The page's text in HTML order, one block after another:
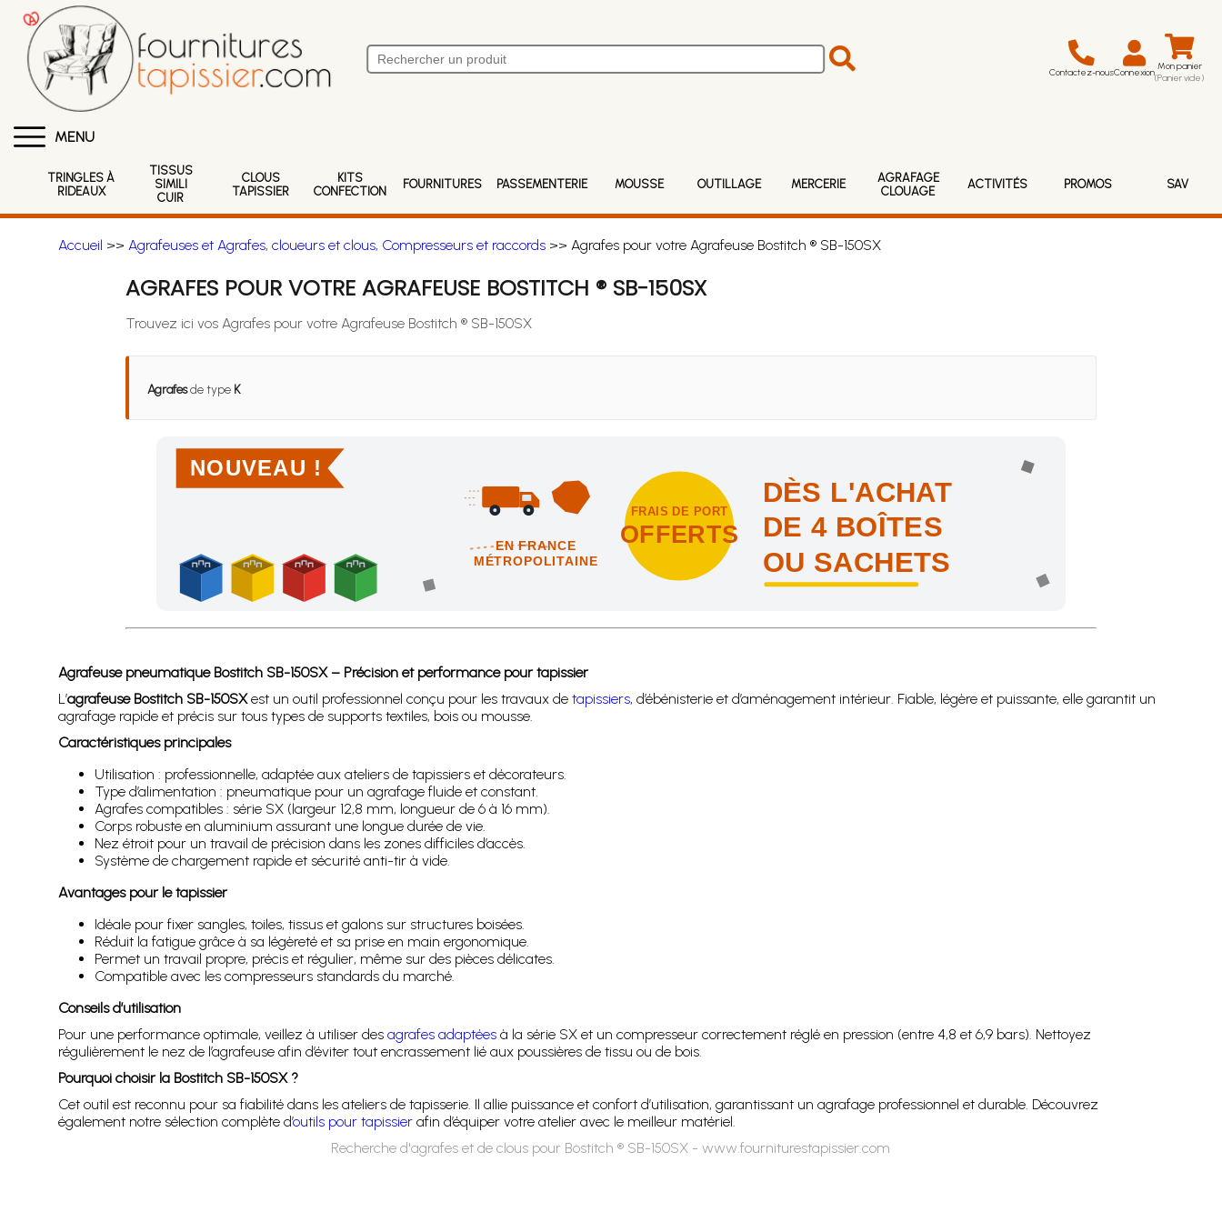
Contactez-nousConnexion Mon panier
(Panier vide)
MENU
TRINGLES À
RIDEAUX
TISSUS
SIMILI
CUIR
CLOUS
TAPISSIER
KITS
CONFECTION
FOURNITURES PASSEMENTERIE MOUSSE OUTILLAGE MERCERIE
AGRAFAGE
CLOUAGE
ACTIVITÉS PROMOS SAV
Accueil >> Agrafeuses et Agrafes, cloueurs et clous, Compresseurs et raccords>> Agrafes pour votre Agrafeuse Bostitch ® SB-150SX
AGRAFES POUR VOTRE AGRAFEUSE BOSTITCH ® SB-150SX
Trouvez ici vos Agrafes pour votre Agrafeuse Bostitch ® SB-150SX
Agrafesde type K
NOUVEAU !
EN FRANCE
MÉTROPOLITAINE
FRAIS DE PORT
OFFERTS
DÈS L'ACHAT
DE 4 BOÎTES
OU SACHETS
Achetez 4 sachets ou boîtes d'agrafes ou de pointes et nous vous offrons les frais de port en France métropolitaine !
Agrafeuse pneumatique Bostitch SB-150SX – Précision et performance pour tapissier
L’agrafeuse Bostitch SB-150SXest un outil professionnel conçu pour les travaux de tapissiers, d’ébénisterie et d’aménagement intérieur. Fiable, légère et puissante, elle garantit un
agrafage rapide et précis sur tous types de supports textiles, bois ou mousse.
Caractéristiques principales
Utilisation : professionnelle, adaptée aux ateliers de tapissiers et décorateurs.
Type d’alimentation : pneumatique pour un agrafage fluide et constant.
Agrafes compatibles : série SX (largeur 12,8 mm, longueur de 6 à 16 mm).
Corps robuste en aluminium assurant une longue durée de vie.
Nez étroit pour un travail de précision dans les zones difficiles d’accès.
Système de chargement rapide et sécurité anti-tir à vide.
Avantages pour le tapissier
Idéale pour fixer sangles, toiles, tissus et galons sur structures boisées.
Réduit la fatigue grâce à sa légèreté et sa prise en main ergonomique.
Permet un travail propre, précis et régulier, même sur des pièces délicates.
Compatible avec les compresseurs standards du marché.
Conseils d’utilisation
Pour une performance optimale, veillez à utiliser des agrafes adaptéesà la série SX et un compresseur correctement réglé en pression (entre 4,8 et 6,9 bars). Nettoyez
régulièrement le nez de l’agrafeuse afin d’éviter tout encrassement lié aux poussières de tissu ou de bois.
Pourquoi choisir la Bostitch SB-150SX ?
Cet outil est reconnu pour sa fiabilité dans les ateliers de tapisserie. Il allie puissance et confort d’utilisation, garantissant un agrafage professionnel et durable. Découvrez
également notre sélection complète d’outils pour tapissierafin d’équiper votre atelier avec le meilleur matériel.
Recherche d'agrafes et de clous pour Bostitch ® SB-150SX - www.fourniturestapissier.com